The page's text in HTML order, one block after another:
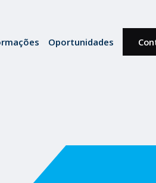
Oportunidades